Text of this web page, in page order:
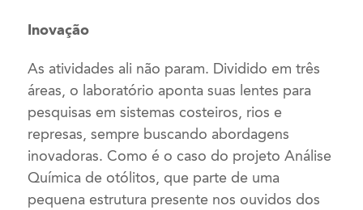
Inovação
As atividades ali não param. Dividido em três
áreas, o laboratório aponta suas lentes para
pesquisas em sistemas costeiros, rios e
represas, sempre buscando abordagens
inovadoras. Como é o caso do projeto Análise
Química de otólitos, que parte de uma
pequena estrutura presente nos ouvidos dos